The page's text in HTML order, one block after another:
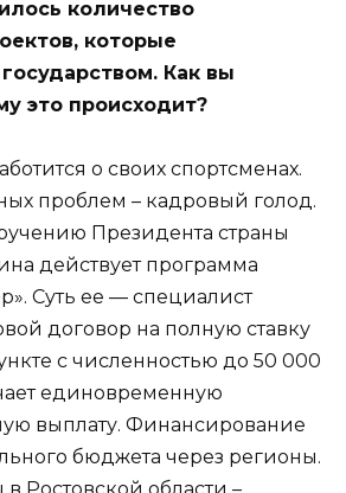
количество
которые
Как вы
это происходит?
о своих спортсменах.
проблем – кадровый голод.
Президента страны
действует программа
Суть ее — специалист
договор на полную ставку
с численностью до 50 000
единовременную
выплату. Финансирование
бюджета через регионы.